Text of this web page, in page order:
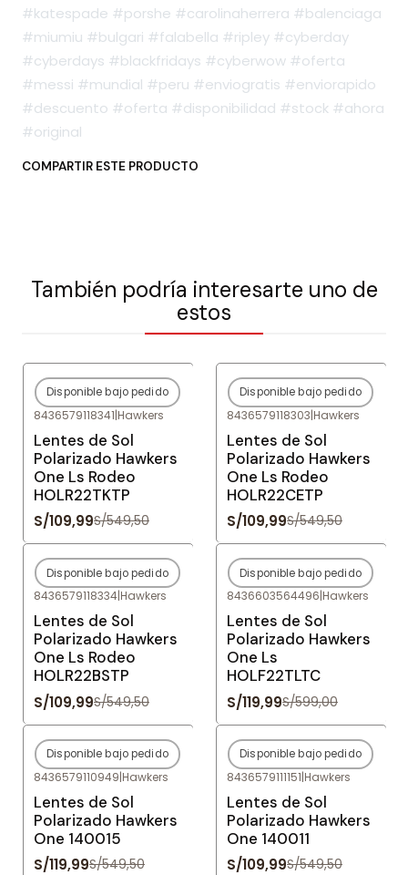
#katespade #porshe #carolinaherrera #balenciaga
#miumiu #bulgari #falabella #ripley #cyberday
#cyberdays #blackfridays #cyberwow #oferta
#messi #mundial #peru #enviogratis #enviorapido
#descuento #oferta #disponibilidad #stock #ahora
#original
COMPARTIR ESTE PRODUCTO
También podría interesarte uno de
estos
-80%OFF
Agotado
Disponible bajo pedido
8436579118341|Hawkers
Lentes de Sol
Polarizado Hawkers
One Ls Rodeo
HOLR22TKTP
S/109,99S/549,50
-80%OFF
Agotado
Disponible bajo pedido
8436579118303|Hawkers
Lentes de Sol
Polarizado Hawkers
One Ls Rodeo
HOLR22CETP
S/109,99S/549,50
-80%OFF
Agotado
Disponible bajo pedido
8436579118334|Hawkers
Lentes de Sol
Polarizado Hawkers
One Ls Rodeo
HOLR22BSTP
S/109,99S/549,50
-80%OFF
Agotado
Disponible bajo pedido
8436603564496|Hawkers
Lentes de Sol
Polarizado Hawkers
One Ls
HOLF22TLTC
S/119,99S/599,00
-78%OFF
Agotado
Disponible bajo pedido
8436579110949|Hawkers
Lentes de Sol
Polarizado Hawkers
One 140015
S/119,99S/549,50
-80%OFF
Agotado
Disponible bajo pedido
8436579111151|Hawkers
Lentes de Sol
Polarizado Hawkers
One 140011
S/109,99S/549,50